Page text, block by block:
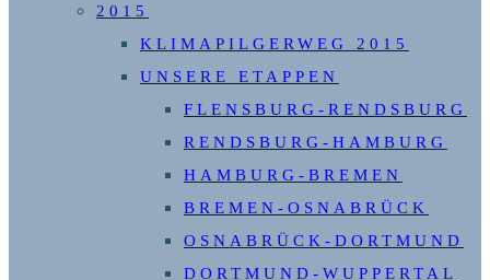
2015
KLIMAPILGERWEG 2015
UNSERE ETAPPEN
FLENSBURG-RENDSBURG
RENDSBURG-HAMBURG
HAMBURG-BREMEN
BREMEN-OSNABRÜCK
OSNABRÜCK-DORTMUND
DORTMUND-WUPPERTAL